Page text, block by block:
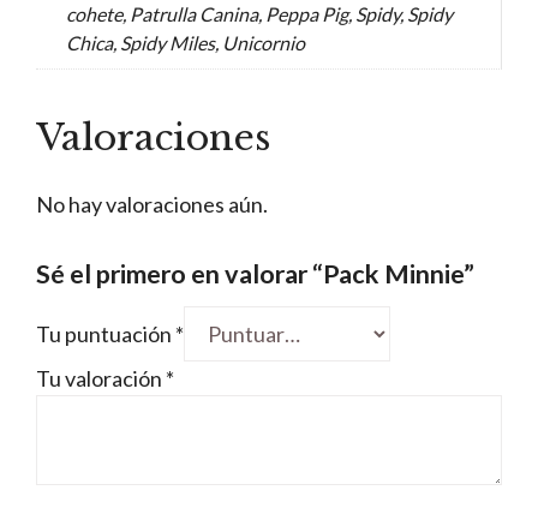
cohete, Patrulla Canina, Peppa Pig, Spidy, Spidy
Chica, Spidy Miles, Unicornio
Valoraciones
No hay valoraciones aún.
Sé el primero en valorar “Pack Minnie”
Tu puntuación *
Tu valoración *